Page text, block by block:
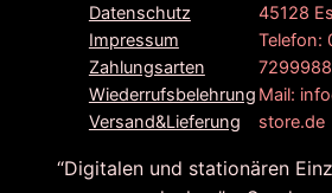
Datenschutz
Impressum
Zahlungsarten
Wiederrufsbelehrung
Versand&Lieferung
45128
Telefon:
Mail:
store.de
“Digitalen und stationären